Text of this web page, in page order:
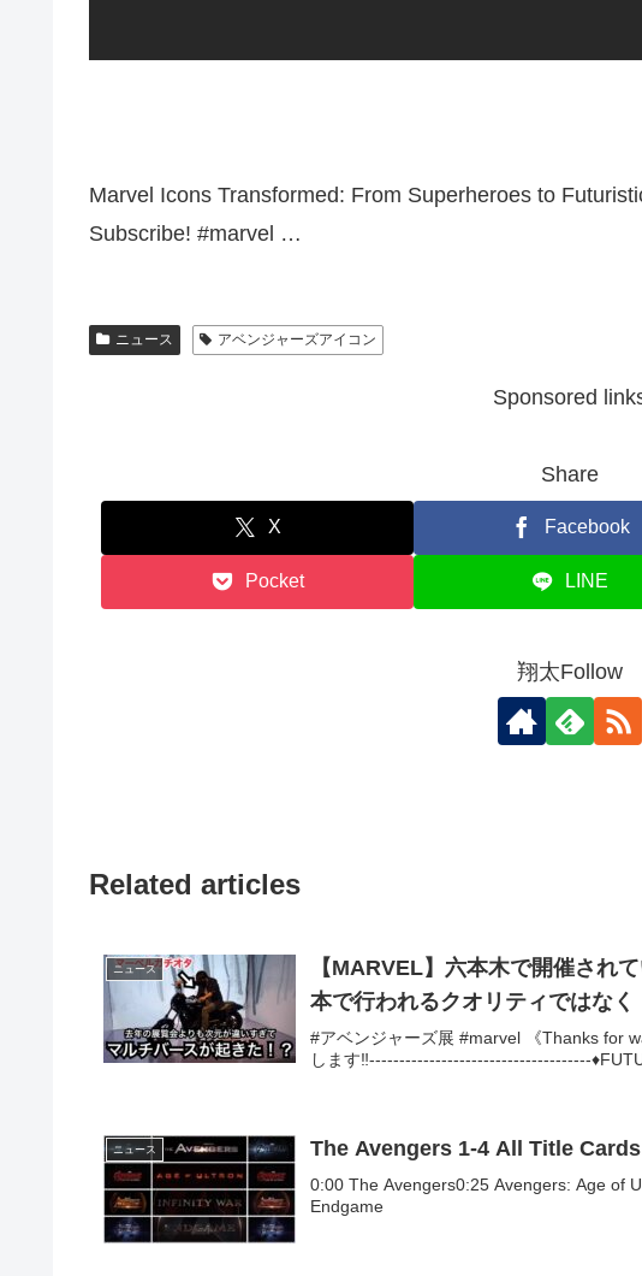
Marvel Icons Transformed: From Superheroes to
Subscribe! #marvel …
ニュース アベンジャーズアイコン
Sponsored
Share
X Facebook
Pocket LINE
翔太Follow
Related articles
ニュース
【MARVEL】六本木で開催され
本で行われるクオリティではな
#アベンジャーズ展 #marvel 《Thanks for
します‼︎-------------------------------------
ニュース The Avengers 1-4 All Title Cards
0:00 The Avengers0:25 Avengers: Age of
Endgame